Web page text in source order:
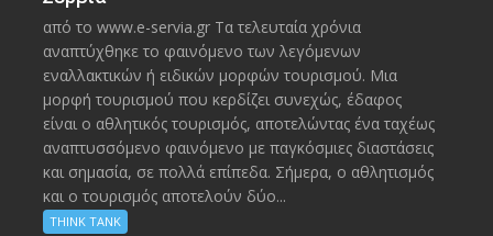
από το www.e-servia.gr Τα τελευταία χρόνια
αναπτύχθηκε το φαινόμενο των λεγόμενων
εναλλακτικών ή ειδικών μορφών τουρισμού. Μια
μορφή τουρισμού που κερδίζει συνεχώς, έδαφος
είναι ο αθλητικός τουρισμός, αποτελώντας ένα ταχέως
αναπτυσσόμενο φαινόμενο με παγκόσμιες διαστάσεις
και σημασία, σε πολλά επίπεδα. Σήμερα, ο αθλητισμός
και ο τουρισμός αποτελούν δύο...
THINK TANK